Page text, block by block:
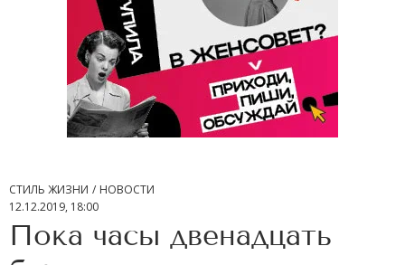
СТИЛЬ ЖИЗНИ
НОВОСТИ
12.12.2019, 18:00
Пока часы двенадцать